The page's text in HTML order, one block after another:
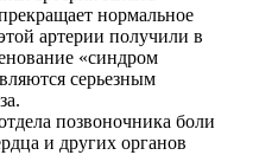
нормальное
артерии получили в
«синдром
серьезным
позвоночника боли
и других органов